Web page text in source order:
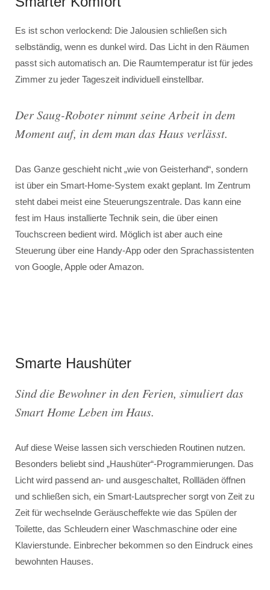
Es ist schon verlockend: Die Jalousien schließen sich
selbständig, wenn es dunkel wird. Das Licht in den Räumen
passt sich automatisch an. Die Raumtemperatur ist für jedes
Zimmer zu jeder Tageszeit individuell einstellbar.
Der Saug-Roboter nimmt seine Arbeit in dem
Moment auf, in dem man das Haus verlässt.
Das Ganze geschieht nicht „wie von Geisterhand“, sondern
ist über ein Smart-Home-System exakt geplant. Im Zentrum
steht dabei meist eine Steuerungszentrale. Das kann eine
fest im Haus installierte Technik sein, die über einen
Touchscreen bedient wird. Möglich ist aber auch eine
Steuerung über eine Handy-App oder den Sprachassistenten
von Google, Apple oder Amazon.
Smarte Haushüter
Sind die Bewohner in den Ferien, simuliert das
Smart Home Leben im Haus.
Auf diese Weise lassen sich verschieden Routinen nutzen.
Besonders beliebt sind „Haushüter“-Programmierungen. Das
Licht wird passend an- und ausgeschaltet, Rollläden öffnen
und schließen sich, ein Smart-Lautsprecher sorgt von Zeit zu
Zeit für wechselnde Geräuscheffekte wie das Spülen der
Toilette, das Schleudern einer Waschmaschine oder eine
Klavierstunde. Einbrecher bekommen so den Eindruck eines
bewohnten Hauses.